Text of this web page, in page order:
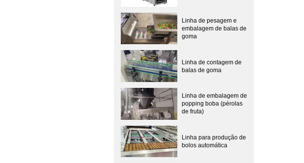
Linha de pesagem e
embalagem de balas de
goma
Linha de contagem de
balas de goma
Linha de embalagem de
popping boba (pérolas
de fruta)
Linha para produção de
bolos automática